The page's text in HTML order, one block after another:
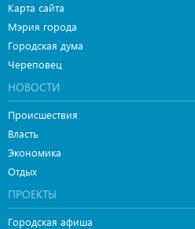
Карта сайта
Мэрия города
Городская дума
Череповец
НОВОСТИ
Происшествия
Власть
Экономика
Отдых
ПРОЕКТЫ
Городская афиша